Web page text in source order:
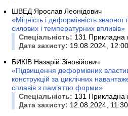
ШВЕД Ярослав Леонідович
«Міцність і деформівність
силових і температурних впливів»
Спеціальність: 131 Прикладна
Дата захисту: 19.08.2024, 12:00
БИКІВ Назарій Зіновійович
«Підвищення деформівних
конструкцій за циклічних
сплавів з пам’яттю форми»
Спеціальність: 131 Прикладна
Дата захисту: 12.08.2024, 11:30